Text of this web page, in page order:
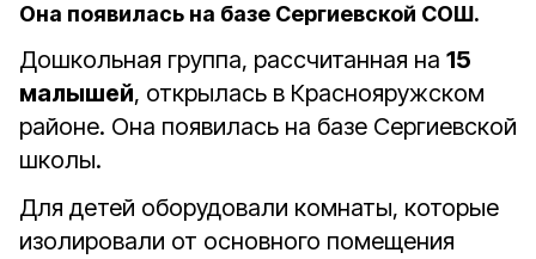
Она появилась на базе Сергиевской СОШ.
Дошкольная группа, рассчитанная на 15
малышей, открылась в Краснояружском
районе. Она появилась на базе Сергиевской
школы.
Для детей оборудовали комнаты, которые
изолировали от основного помещения